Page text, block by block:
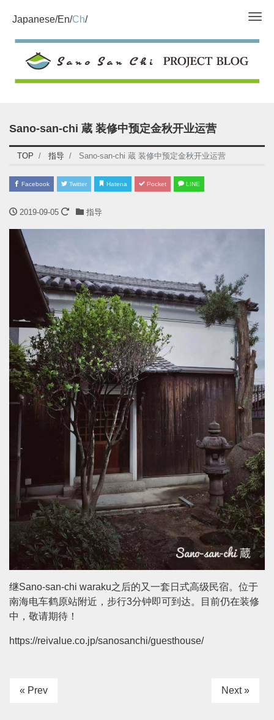
En
Japanese Ch
Sano-san-chi 蔵 装修中预定金秋开业运营
TOP 指导 Sano-san-chi 蔵 装修中预定金秋开业运营
Facebook Twitter Hatena Pocket LINE
2019-09-05 指导
继Sano-san-chi waraku之后的又一套日式高级民宿。位于
南海电车鹤原站附近，步行3分钟即可到达。目前仍在装修
中，敬请期待！
https://reivalue.co.jp/sanosanchi/guesthouse/
« Prev Next »